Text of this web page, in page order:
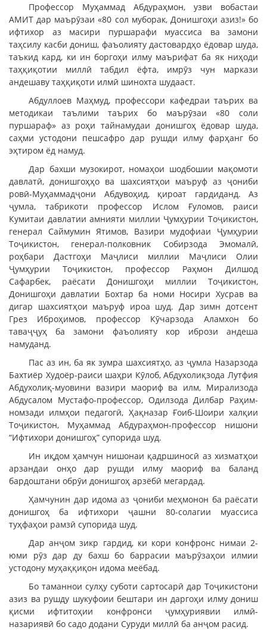
Профессор Муҳаммад Абдураҳмон, узви вобастаи
АМИТ дар маърӯзаи «80 сол муборак, Донишгоҳи азиз!» бо
ифтихор аз масири пуршарафи муассиса ва замони
таҳсилу касби дониш, фаъолияту дастовардҳо ёдовар шуда,
таъкид кард, ки ин боргоҳи илму маърифат ба як ниҳоди
таҳқиқотии миллӣ табдил ёфта, имрӯз чун маркази
андешаву таҳқиқоти илмӣ шинохта шудааст.
Абдуллоев Маҳмуд, профессори кафедраи таърих ва
методикаи таълими таърих бо маърӯзаи «80 соли
пуршараф» аз роҳи тайнамудаи донишгоҳ ёдовар шуда,
саҳми устодони пешсафро дар рушди илму фарҳанг бо
эҳтиром ёд намуд.
Дар бахши музокирот, номаҳои шодбошии мақомоти
давлатӣ, донишгоҳҳо ва шахсиятҳои маъруф аз ҷониби
ровӣ-Муҳаммадҷони Абдувоҳид, қироат гардиданд. Аз
ҷумла, табрикоти профессор Ислом Ғуломов, раиси
Кумитаи давлатии амнияти миллии Ҷумҳурии Тоҷикистон,
генерал Саймумин Ятимов, Вазири мудофиаи Ҷумҳурии
Тоҷикистон, генерал-полковник Собирзода Эмомалӣ,
роҳбари Дастгоҳи Маҷлиси миллии Маҷлиси Олии
Ҷумҳурии Тоҷикистон, профессор Раҳмон Дилшод
Сафарбек, раёсати Донишгоҳи миллии Тоҷикистон,
Донишгоҳи давлатии Бохтар ба номи Носири Хусрав ва
дигар шахсиятҳои маъруф ироа шуд. Дар зимн дотсент
Грез Иброҳимов, профессор Кӯчарзода Аламхон бо
таваҷҷуҳ ба замони фаъолияту кор ибрози андеша
намуданд.
Пас аз ин, ба як зумра шахсиятҳо, аз ҷумла Назарзода
Бахтиёр Худоёр-раиси шаҳри Кӯлоб, Абдухолиқзода Лутфия
Абдухолиқ-муовини вазири маориф ва илм, Мирализода
Абдусалом Мустафо-профессор, Одилзода Дилбар Раҳим-
номзади илмҳои педагогӣ, Ҳақназар Ғоиб-Шоири халқии
Тоҷикистон, Муҳаммад Абдураҳмон-профессор нишони
“Ифтихори донишгоҳ” супорида шуд.
Ин иқдом ҳамчун нишонаи қадршиносӣ аз хизматҳои
арзандаи онҳо дар рушди илму маориф ва баланд
бардоштани обрӯи донишгоҳ арзёбӣ мегардад.
Ҳамчунин дар идома аз ҷониби меҳмонон ба раёсати
донишгоҳ ба ифтихори ҷашни 80-солагии муассиса
туҳфаҳои рамзӣ супорида шуд.
Дар анҷом зикр гардид, ки кори конфронс нимаи 2-
юми рӯз дар ду бахш бо баррасии маърӯзаҳои илмии
устодону муҳаққиқон идома меёбад.
Бо таманнои сулҳу суботи сартосарӣ дар Тоҷикистони
азиз ва рушду шукуфоии бештари ин даргоҳи илму дониш
қисми ифтитоҳии конфронси ҷумҳуриявии илмӣ-
назариявӣ бо садо додани Суруди миллӣ ба анҷом расид.